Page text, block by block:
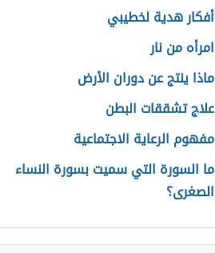
أفكار هدية لخطيبي
امرأه من نار
ماذا ينتج عن دوران الأرض
علاج تشققات البطن
مفهوم الرعاية الاجتماعية
ما السورة التي سميت بسورة النساء
الصغرى؟